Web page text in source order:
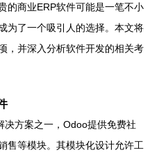
的商业ERP软件可能是一笔不小
为了一个吸引人的选择。本文将
，并深入分析软件开发的相关考
决方案之一，Odoo提供免费社
售等模块。其模块化设计允许工